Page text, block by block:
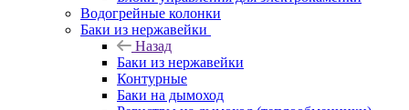
Водогрейные колонки
Баки из нержавейки
Назад
Баки из нержавейки
Контурные
Баки на дымоход